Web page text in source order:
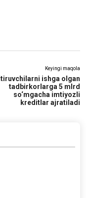
Keyingi maqola
ishga olgan
tadbirkorlarga 5 mlrd
so‘mgacha imtiyozli
kreditlar ajratiladi